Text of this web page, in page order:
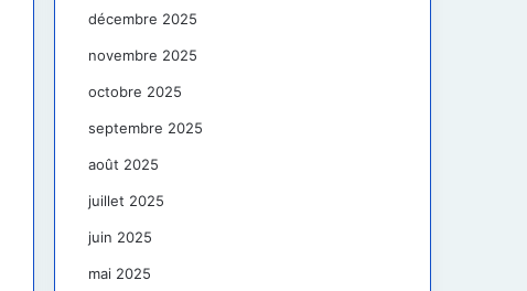
décembre 2025
novembre 2025
octobre 2025
septembre 2025
août 2025
juillet 2025
juin 2025
mai 2025